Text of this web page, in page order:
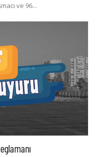
ve 96...